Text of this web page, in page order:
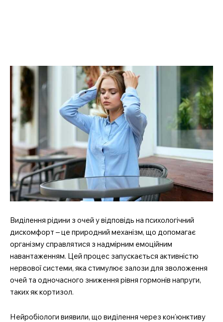
Виділення рідини з очей у відповідь на психологічний
дискомфорт – це природний механізм, що допомагає
організму справлятися з надмірним емоційним
навантаженням. Цей процес запускається активністю
нервової системи, яка стимулює залози для зволоження
очей та одночасного зниження рівня гормонів напруги,
таких як кортизол.
Нейробіологи виявили, що виділення через кон’юнктиву